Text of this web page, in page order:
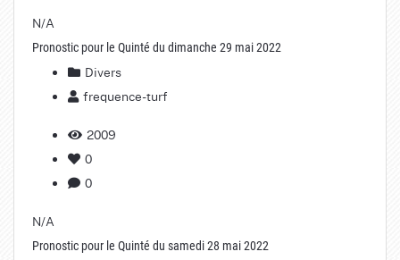
N/A
Pronostic pour le Quinté du dimanche 29 mai 2022
Divers
frequence-turf
2009
0
0
N/A
Pronostic pour le Quinté du samedi 28 mai 2022